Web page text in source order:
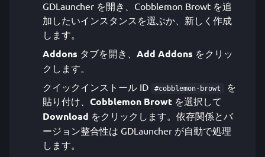
GDLauncher を開き、Cobblemon Browt を追
加したいインスタンスを選ぶか、新しく作成
します。
Addons タブを開き、 Add Addons をクリッ
クします。
クイックインストール ID
#cobblemon-browt
を
貼り付け、 Cobblemon Browt を選択して
Download をクリックします。依存関係とバ
ージョン整合性は GDLauncher が自動で処理
します。